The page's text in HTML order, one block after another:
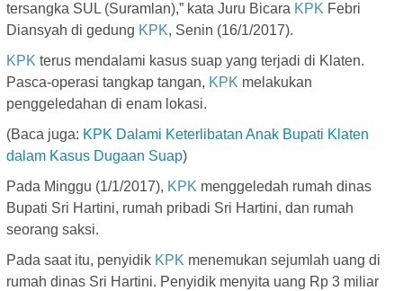
tersangka SUL (Suramlan),” kata Juru Bicara KPK Febri
Diansyah di gedung KPK, Senin (16/1/2017).
KPK terus mendalami kasus suap yang terjadi di Klaten.
Pasca-operasi tangkap tangan, KPK melakukan
penggeledahan di enam lokasi.
(Baca juga: KPK Dalami Keterlibatan Anak Bupati Klaten
dalam Kasus Dugaan Suap)
Pada Minggu (1/1/2017), KPK menggeledah rumah dinas
Bupati Sri Hartini, rumah pribadi Sri Hartini, dan rumah
seorang saksi.
Pada saat itu, penyidik KPK menemukan sejumlah uang di
rumah dinas Sri Hartini. Penyidik menyita uang Rp 3 miliar